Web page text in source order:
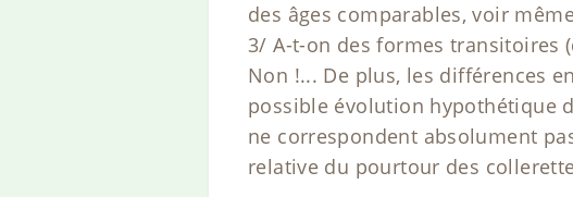
des âges comparables, voir
3/ A-t-on des formes transitoires
Non !... De plus, les différences
possible évolution hypothétique
ne correspondent absolument
relative du pourtour des